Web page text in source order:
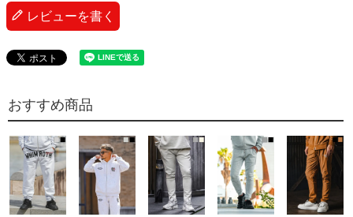
レビューを書く
おすすめ商品